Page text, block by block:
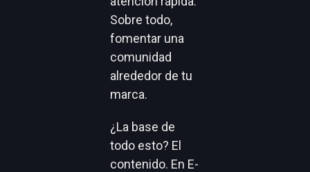
Sobre todo,
fomentar una
comunidad
alrededor de tu
marca.
¿La base de
todo esto? El
contenido. En E-